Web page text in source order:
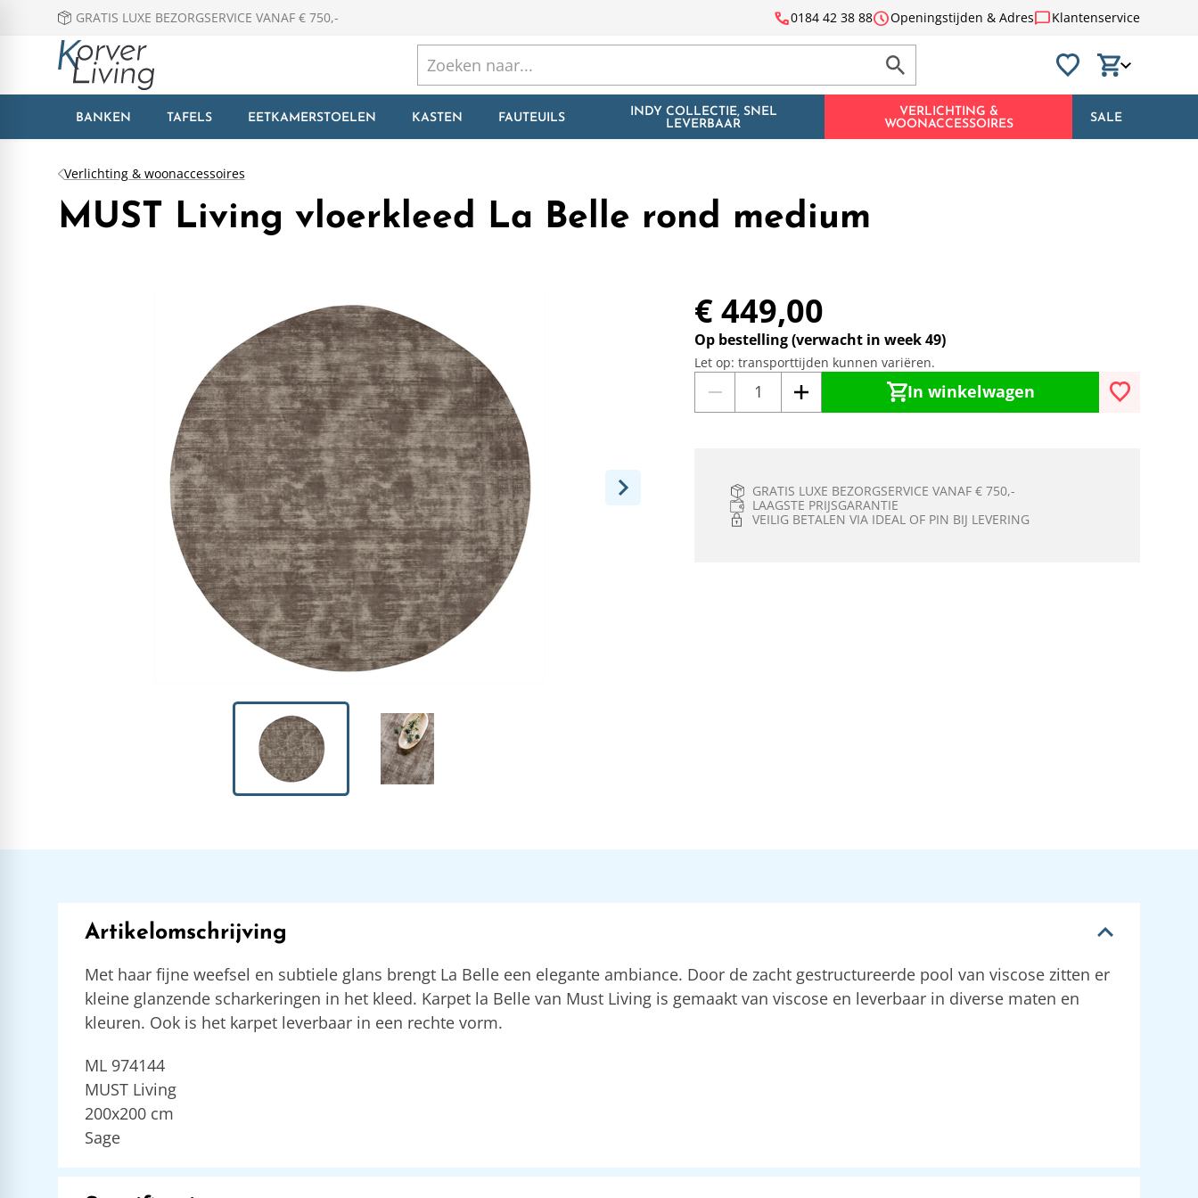
GRATIS LUXE BEZORGSERVICE VANAF € 750,- call0184 42 38 88scheduleOpeningstijden & Adreschat_bubbleKlantenservice
BANKEN TAFELS EETKAMERSTOELEN KASTEN FAUTEUILS
INDY COLLECTIE, SNEL
LEVERBAAR
VERLICHTING &
WOONACCESSOIRES
SALE
Verlichting & woonaccessoires
MUST Living vloerkleed La Belle rond medium
€ 449,00
Op bestelling (verwacht in week 49)
Let op: transporttijden kunnen variëren.
In winkelwagen
GRATIS LUXE BEZORGSERVICE VANAF € 750,-
LAAGSTE PRIJSGARANTIE
VEILIG BETALEN VIA IDEAL OF PIN BIJ LEVERING
Artikelomschrijving
Met haar fijne weefsel en subtiele glans brengt La Belle een elegante ambiance. Door de zacht gestructureerde pool van viscose zitten er
kleine glanzende scharkeringen in het kleed. Karpet la Belle van Must Living is gemaakt van viscose en leverbaar in diverse maten en
kleuren. Ook is het karpet leverbaar in een rechte vorm.
ML 974144
MUST Living
200x200 cm
Sage